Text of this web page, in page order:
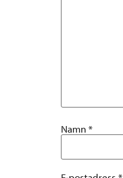
Namn*